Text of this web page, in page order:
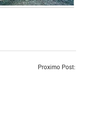
Proximo Post: